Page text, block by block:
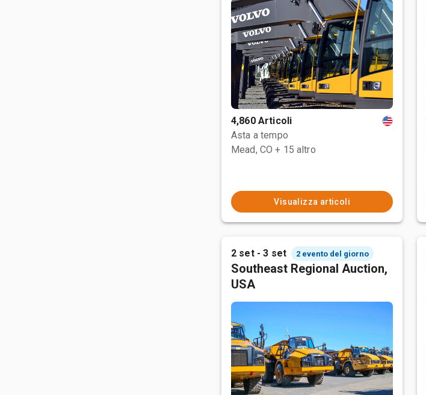
4,860 Articoli
Asta a tempo
Mead, CO + 15 altro
Visualizza articoli
2 set - 3 set 2 evento del giorno
Southeast Regional Auction,
USA